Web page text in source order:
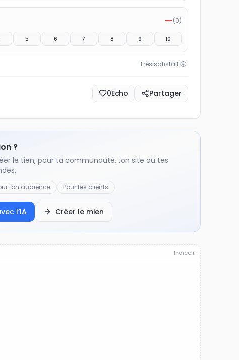
—(0)
5 6 7 8 9 10
Très satisfait🤩
0Echo Partager
?
le tien, pour ta communauté, ton site ou tes
ton audience Pour tes clients
l’IA Créer le mien
Indiceli